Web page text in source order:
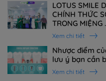
LOTUS SMILE
CHÍNH THỨC
TRONG MIỆNG
Xem chi tiết
Nhược điểm
lưu ý bạn cần
Xem chi tiết